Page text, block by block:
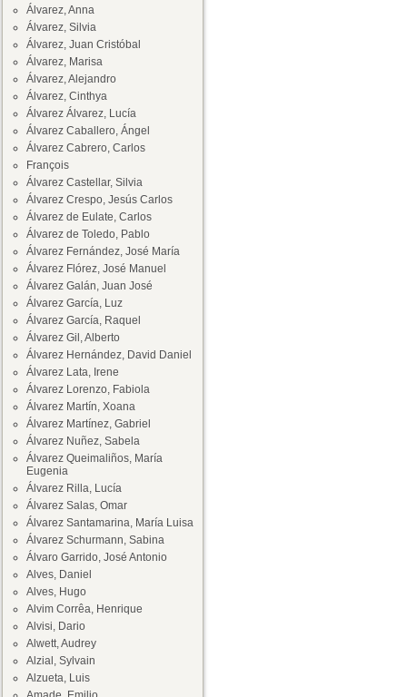
Álvarez, Anna
Álvarez, Silvia
Álvarez, Juan Cristóbal
Álvarez, Marisa
Álvarez, Alejandro
Álvarez, Cinthya
Álvarez Álvarez, Lucía
Álvarez Caballero, Ángel
Álvarez Cabrero, Carlos
François
Álvarez Castellar, Silvia
Álvarez Crespo, Jesús Carlos
Álvarez de Eulate, Carlos
Álvarez de Toledo, Pablo
Álvarez Fernández, José María
Álvarez Flórez, José Manuel
Álvarez Galán, Juan José
Álvarez García, Luz
Álvarez García, Raquel
Álvarez Gil, Alberto
Álvarez Hernández, David Daniel
Álvarez Lata, Irene
Álvarez Lorenzo, Fabiola
Álvarez Martín, Xoana
Álvarez Martínez, Gabriel
Álvarez Nuñez, Sabela
Álvarez Queimaliños, María
Eugenia
Álvarez Rilla, Lucía
Álvarez Salas, Omar
Álvarez Santamarina, María Luisa
Álvarez Schurmann, Sabina
Álvaro Garrido, José Antonio
Alves, Daniel
Alves, Hugo
Alvim Corrêa, Henrique
Alvisi, Dario
Alwett, Audrey
Alzial, Sylvain
Alzueta, Luis